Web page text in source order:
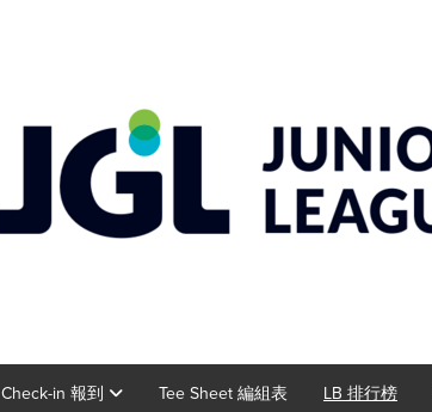
Check-in 報到 Tee Sheet 編組表 LB 排行榜